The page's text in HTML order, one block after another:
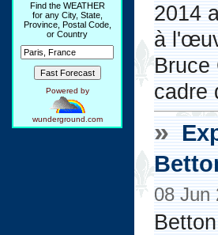
Find the WEATHER
for any City, State,
Province, Postal Code,
or Country
Powered by
wunderground.com
2014
à
Bruce
cadre
»
08 Jun